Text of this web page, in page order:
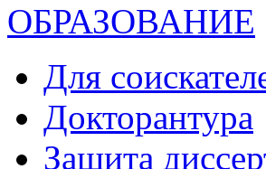
ОБРАЗОВАНИЕ
Для
Докторантура
Защита